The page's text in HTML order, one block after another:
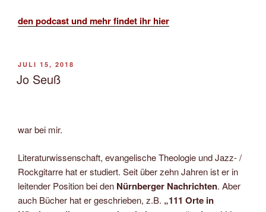
den podcast und mehr findet ihr hier
VERÖFFENTLICHT
AM
JULI 15, 2018
Jo Seuß
war bei mir.
Literaturwissenschaft, evangelische Theologie und Jazz- /
Rockgitarre hat er studiert. Seit über zehn Jahren ist er in
leitender Position bei den Nürnberger Nachrichten. Aber
auch Bücher hat er geschrieben, z.B. „111 Orte in